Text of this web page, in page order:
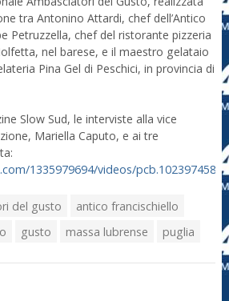
tra Antonino Attardi, chef dell’Antico
Petruzzella, chef del ristorante pizzeria
nel barese, e il maestro gelataio
Pina Gel di Peschici, in provincia di
Slow Sud, le interviste alla vice
Mariella Caputo, e ai tre
1335979694/videos/
del gusto
antico francischiello
gusto massa lubrense puglia